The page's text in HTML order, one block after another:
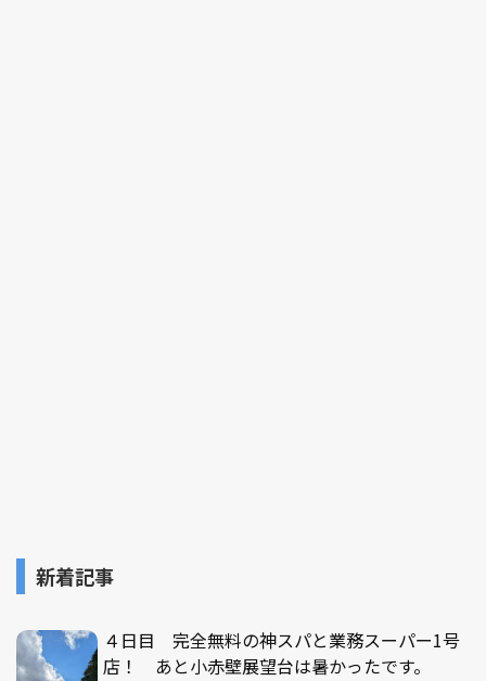
新着記事
４日目 完全無料の神スパと業務スーパー1号
店！ あと小赤壁展望台は暑かったです。